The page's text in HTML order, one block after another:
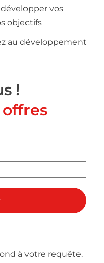
vos
objectifs
au développement
!
offres
à votre requête.